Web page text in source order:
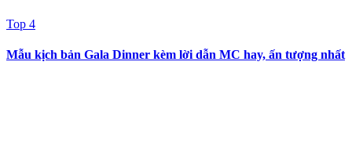
Top 4
Mẫu kịch bản Gala Dinner kèm lời dẫn MC hay, ấn tượng nhất